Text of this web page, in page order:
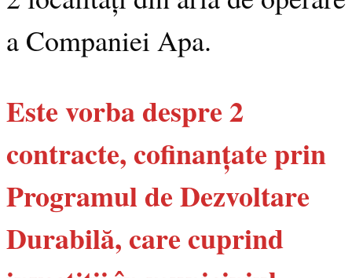
a Companiei Apa.
Este vorba despre 2
contracte, cofinanțate prin
Programul de Dezvoltare
Durabilă, care cuprind